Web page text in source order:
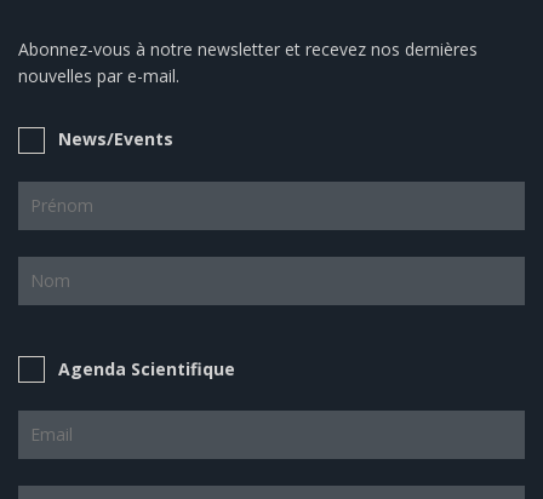
Abonnez-vous à notre newsletter et recevez nos dernières
nouvelles par e-mail.
News/Events
Agenda Scientifique